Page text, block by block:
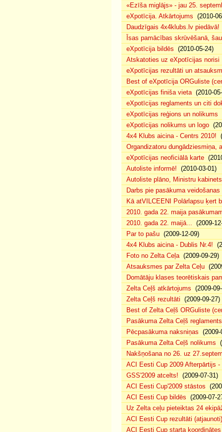
«Ezīša miglājs» - jau 25.
eXpotīcija. Atkārtojums (2010-
Daudzīgais 4x4klubs.lv piedāvā!
Īsas pamācības skrūvēšanā,
eXpotīcija bildēs (2010-05-24)
Atskatoties uz eXpotīcijas norisi
eXpotīcijas rezultāti un
Best of eXpotīcija ORGuliste
eXpotīcijas finiša vieta(2010-
eXpotīcijas reglaments un citi
eXpotīcijas reģions un nolikums
eXpotīcijas nolikums un logo
4x4 Klubs aicina - Centrs 2010!
Organdizatoru dungādziesmiņa,
eXpotīcijas neoficiālā karte
Autoliste informē! (2010-03-01)
Autoliste plāno, Ministru
Darbs pie pasākuma
Kā atVILCEENI Polārlapsu ķert
2010. gada 22. maija
2010. gada 22. maijā... (2009-
Par to pašu (2009-12-09)
4x4 Klubs aicina - Dublis Nr.4!
Foto no Zelta Ceļa(2009-09-29)
Atsauksmes par Zelta Ceļu
Domātāju klases teorētiskais
Zelta Ceļš atkārtojums (2009-
Zelta Ceļš rezultāti (2009-09-27)
Best of Zelta Ceļš ORGuliste
Pasākuma Zelta Ceļš reglaments
Pēcpasākuma naksniņas (2009-
Pasākuma Zelta Ceļš nolikums
Nakšņošana no 26. uz
ACI Eesti Cup 2009 Afterpārtijs -
GSS'2009 atcelts! (2009-07-31)
ACI Eesti Cup'2009 stāstos
ACI Eesti Cup bildēs (2009-07-
Uz Zelta ceļu pieteiktas 24
ACI Eesti Cup rezultāti (atjaunoti)
ACI Eesti Cup starta koordinātes